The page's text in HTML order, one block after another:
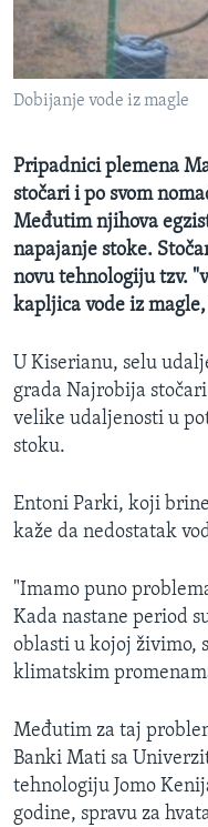
SPORT
INTERVJU
Dobijanje vode iz magle
Pripadnici plemena
stočari i po svom
Međutim njihova
napajanje stoke.
novu tehnologiju tzv.
kapljica vode iz
U Kiserianu, selu
grada Najrobija
velike udaljenosti u
stoku.
Entoni Parki, koji
kaže da nedostatak
"Imamo puno
Kada nastane period
oblasti u kojoj živimo,
klimatskim
Međutim za taj
Banki Mati sa
tehnologiju Jomo
godine, spravu za